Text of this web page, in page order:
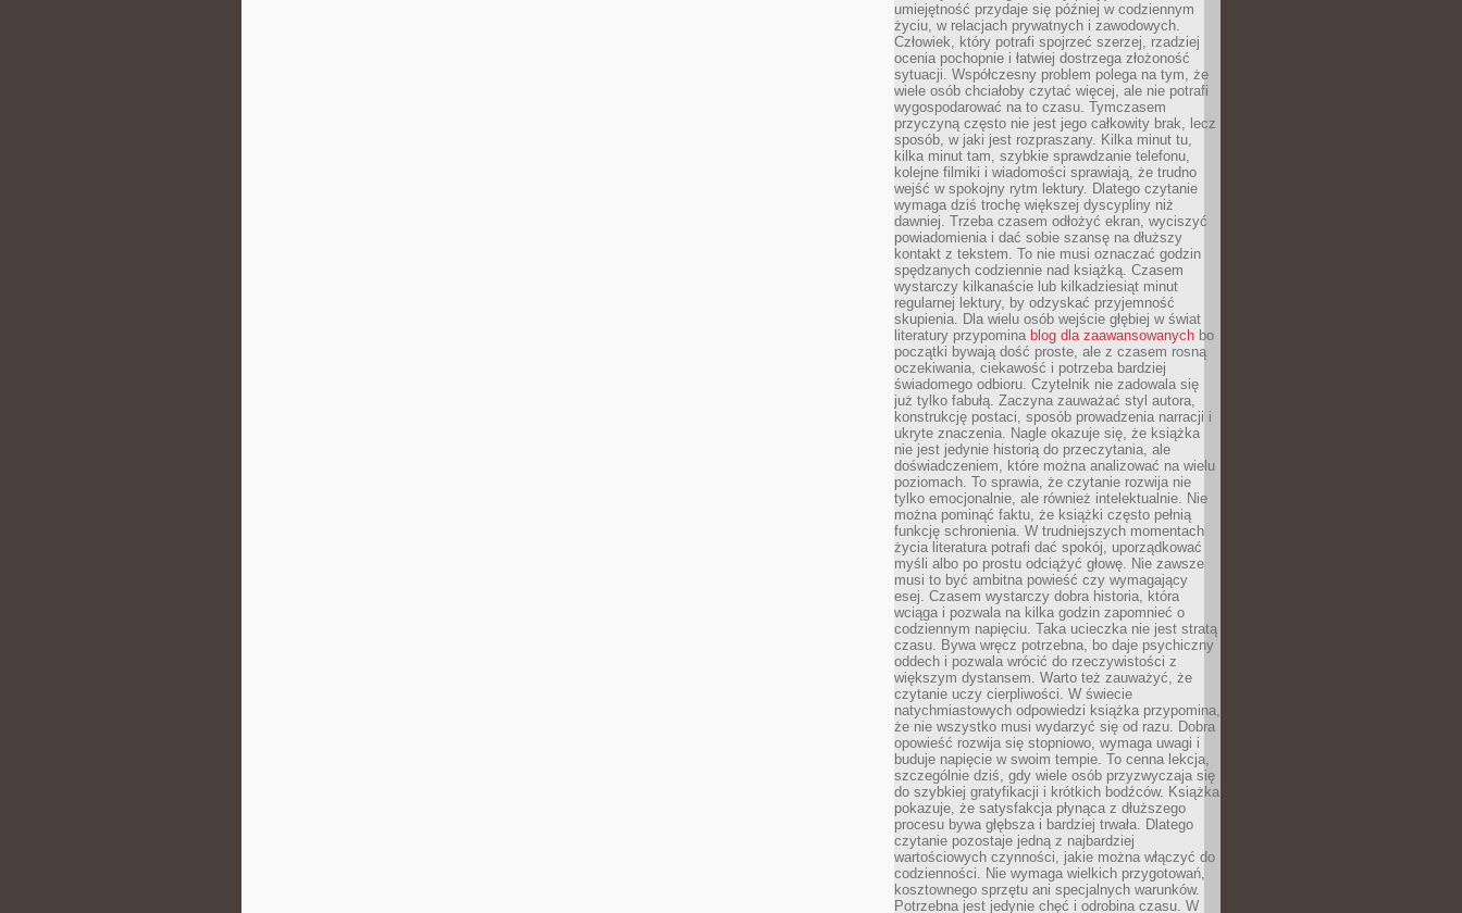
umiejętność przydaje się później w codziennym
życiu, w relacjach prywatnych i zawodowych.
Człowiek, który potrafi spojrzeć szerzej, rzadziej
ocenia pochopnie i łatwiej dostrzega złożoność
sytuacji. Współczesny problem polega na tym, że
wiele osób chciałoby czytać więcej, ale nie potrafi
wygospodarować na to czasu. Tymczasem
przyczyną często nie jest jego całkowity brak, lecz
sposób, w jaki jest rozpraszany. Kilka minut tu,
kilka minut tam, szybkie sprawdzanie telefonu,
kolejne filmiki i wiadomości sprawiają, że trudno
wejść w spokojny rytm lektury. Dlatego czytanie
wymaga dziś trochę większej dyscypliny niż
dawniej. Trzeba czasem odłożyć ekran, wyciszyć
powiadomienia i dać sobie szansę na dłuższy
kontakt z tekstem. To nie musi oznaczać godzin
spędzanych codziennie nad książką. Czasem
wystarczy kilkanaście lub kilkadziesiąt minut
regularnej lektury, by odzyskać przyjemność
skupienia. Dla wielu osób wejście głębiej w świat
literatury przypomina blog dla zaawansowanych bo
początki bywają dość proste, ale z czasem rosną
oczekiwania, ciekawość i potrzeba bardziej
świadomego odbioru. Czytelnik nie zadowala się
już tylko fabułą. Zaczyna zauważać styl autora,
konstrukcję postaci, sposób prowadzenia narracji i
ukryte znaczenia. Nagle okazuje się, że książka
nie jest jedynie historią do przeczytania, ale
doświadczeniem, które można analizować na wielu
poziomach. To sprawia, że czytanie rozwija nie
tylko emocjonalnie, ale również intelektualnie. Nie
można pominąć faktu, że książki często pełnią
funkcję schronienia. W trudniejszych momentach
życia literatura potrafi dać spokój, uporządkować
myśli albo po prostu odciążyć głowę. Nie zawsze
musi to być ambitna powieść czy wymagający
esej. Czasem wystarczy dobra historia, która
wciąga i pozwala na kilka godzin zapomnieć o
codziennym napięciu. Taka ucieczka nie jest stratą
czasu. Bywa wręcz potrzebna, bo daje psychiczny
oddech i pozwala wrócić do rzeczywistości z
większym dystansem. Warto też zauważyć, że
czytanie uczy cierpliwości. W świecie
natychmiastowych odpowiedzi książka przypomina,
że nie wszystko musi wydarzyć się od razu. Dobra
opowieść rozwija się stopniowo, wymaga uwagi i
buduje napięcie w swoim tempie. To cenna lekcja,
szczególnie dziś, gdy wiele osób przyzwyczaja się
do szybkiej gratyfikacji i krótkich bodźców. Książka
pokazuje, że satysfakcja płynąca z dłuższego
procesu bywa głębsza i bardziej trwała. Dlatego
czytanie pozostaje jedną z najbardziej
wartościowych czynności, jakie można włączyć do
codzienności. Nie wymaga wielkich przygotowań,
kosztownego sprzętu ani specjalnych warunków.
Potrzebna jest jedynie chęć i odrobina czasu. W